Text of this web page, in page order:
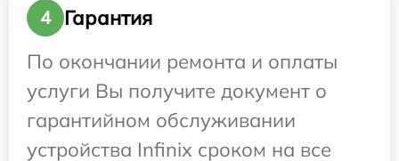
4
Гарантия
По окончании ремонта и оплаты
услуги Вы получите документ о
гарантийном обслуживании
устройства Infinix сроком на все